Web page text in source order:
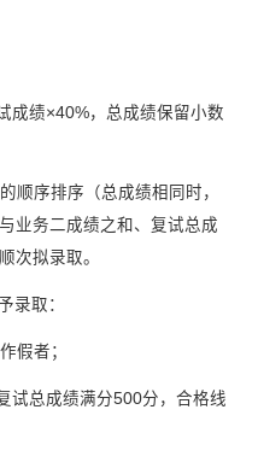
成绩×40%，总成绩保留小数
顺序排序（总成绩相同时，
业务二成绩之和、复试总成
次拟录取。
录取：
假者；
试总成绩满分500分，合格线